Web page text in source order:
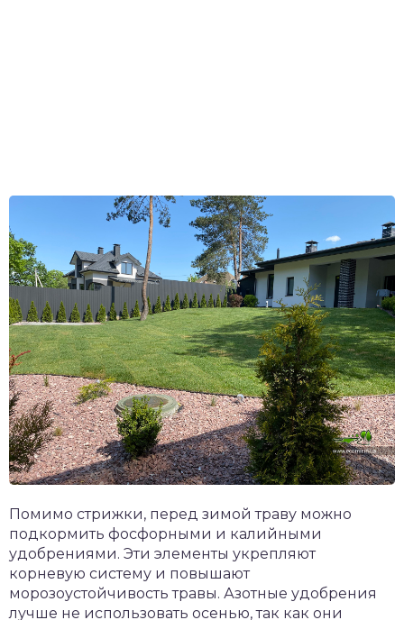
Помимо стрижки, перед зимой траву можно
подкормить фосфорными и калийными
удобрениями. Эти элементы укрепляют
корневую систему и повышают
морозоустойчивость травы. Азотные удобрения
лучше не использовать осенью, так как они